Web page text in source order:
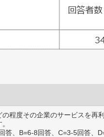
程度その企業のサービスを
、B=6-8回答、C=3-5回答、